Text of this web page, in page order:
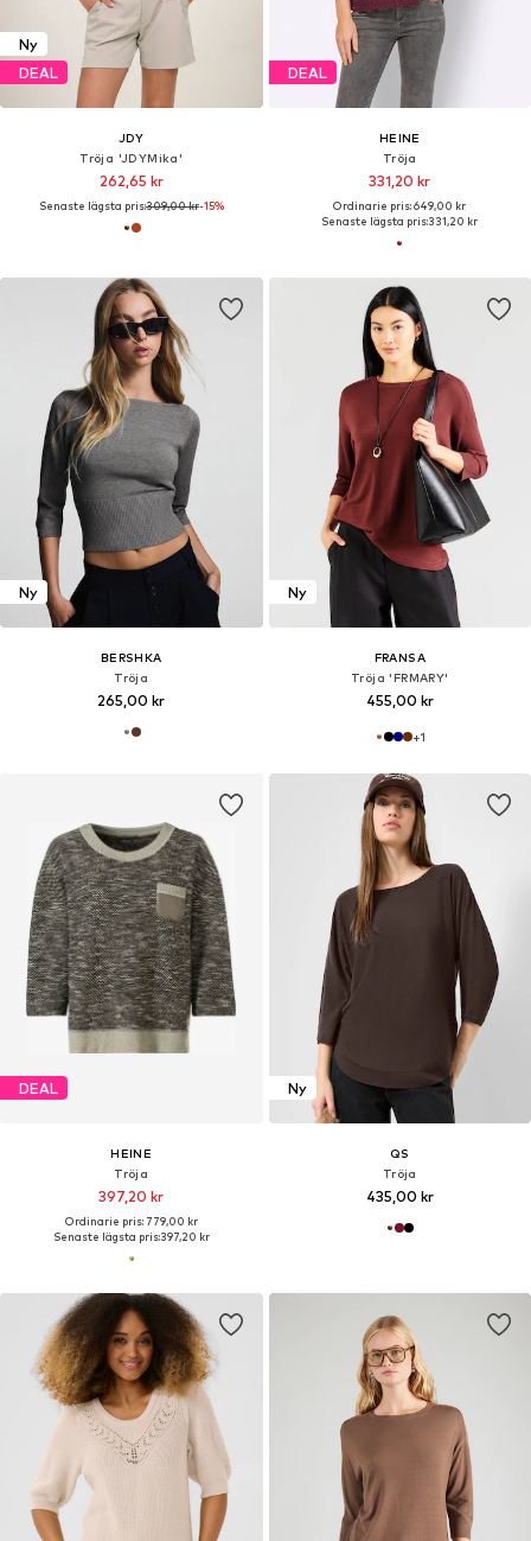
Ny
DEAL
JDY
Tröja 'JDYMika'
262,65 kr
Senaste lägsta pris:309,00 kr-15%
DEAL
HEINE
Tröja
331,20 kr
Ordinarie pris: 649,00 kr
Senaste lägsta pris:331,20 kr
Ny
BERSHKA
Tröja
265,00 kr
Ny
FRANSA
Tröja 'FRMARY'
455,00 kr
+1
DEAL
HEINE
Tröja
397,20 kr
Ordinarie pris: 779,00 kr
Senaste lägsta pris:397,20 kr
Ny
QS
Tröja
435,00 kr